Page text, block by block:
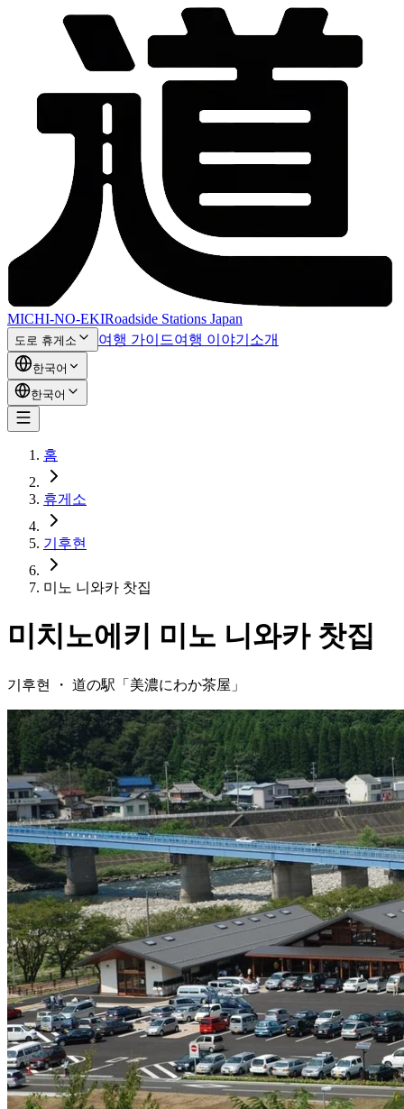
MICHI-NO-EKIRoadside Stations Japan
도로 휴게소 여행 가이드여행 이야기 소개
한국어
한국어
홈
휴게소
기후현
미노 니와카 찻집
미치노에키 미노 니와카 찻집
기후현 ・ 道の駅「 美濃にわか茶屋 」